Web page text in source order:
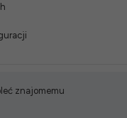
znajomemu